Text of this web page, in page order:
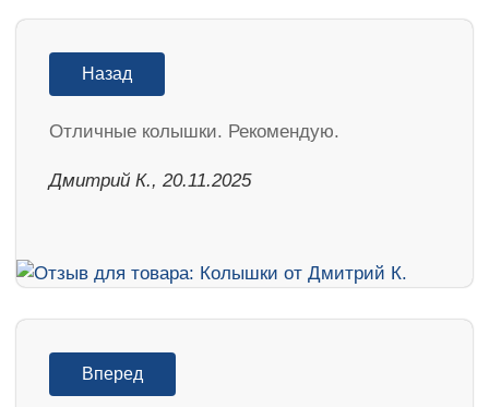
Назад
Отличные колышки. Рекомендую.
Дмитрий К., 20.11.2025
Вперед